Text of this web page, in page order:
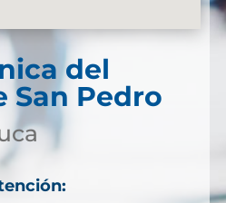
del
San Pedro